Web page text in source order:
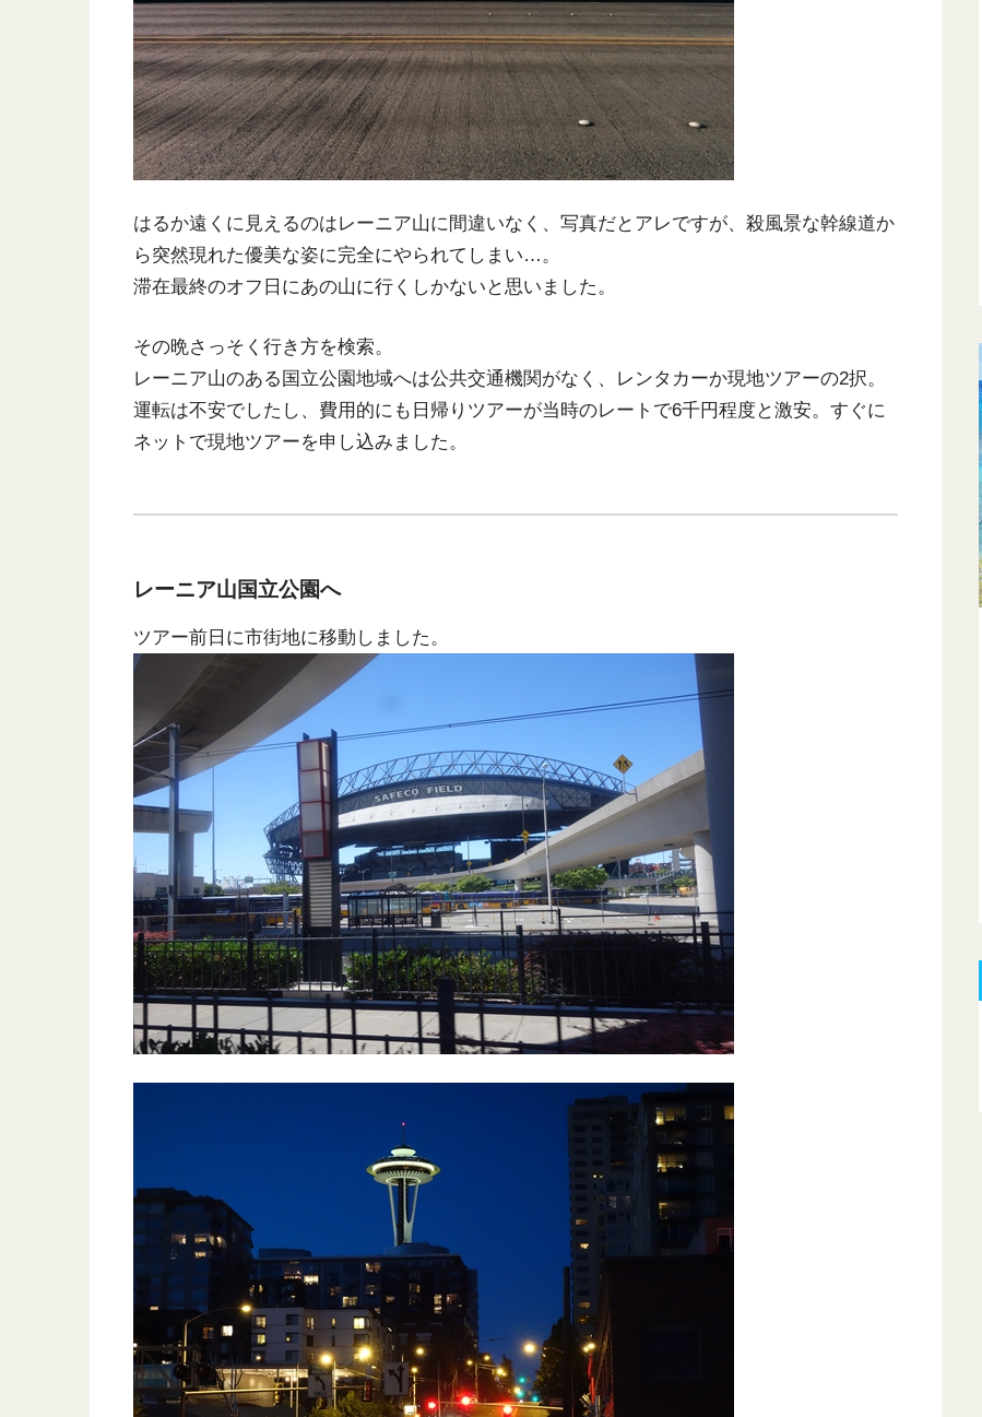
はるか遠くに見えるのはレーニア山に間違いなく、写真だとアレですが、殺風景な幹線道か
ら突然現れた優美な姿に完全にやられてしまい…。
滞在最終のオフ日にあの山に行くしかないと思いました。
その晩さっそく行き方を検索。
レーニア山のある国立公園地域へは公共交通機関がなく、レンタカーか現地ツアーの2択。
運転は不安でしたし、費用的にも日帰りツアーが当時のレートで6千円程度と激安。すぐに
ネットで現地ツアーを申し込みました。
レーニア山国立公園へ
ツアー前日に市街地に移動しました。